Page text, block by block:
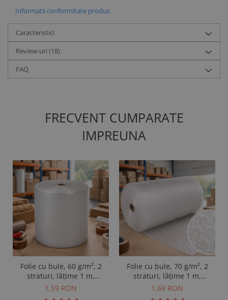
Informatii conformitate produs
Caracteristici
Review-uri (18)
FAQ
FRECVENT CUMPARATE
IMPREUNA
Folie cu bule, 60 g/m², 2
straturi, lățime 1 m,
vândută la m²
1,59 RON
Folie cu bule, 70 g/m², 2
straturi, lățime 1 m,
vândută la m²
1,69 RON